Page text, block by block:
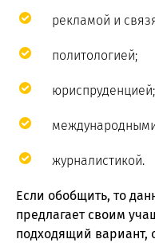
рекламой и
политологией;
юриспруденцией;
журналистикой.
Если обобщить, то
предлагает своим
подходящий вариант,